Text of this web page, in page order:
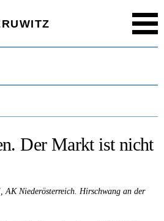
Der Markt ist nicht
Niederösterreich. Hirschwang an der